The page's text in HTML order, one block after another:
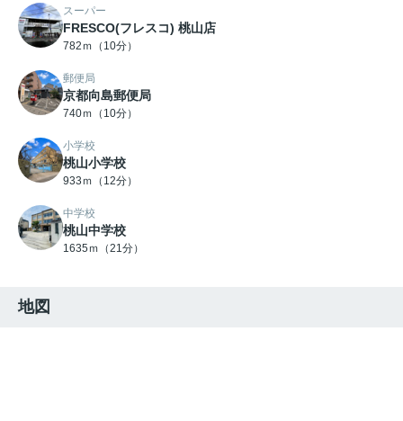
スーパー
FRESCO(フレスコ) 桃山店
782ｍ（10分）
郵便局
京都向島郵便局
740ｍ（10分）
小学校
桃山小学校
933ｍ（12分）
中学校
桃山中学校
1635ｍ（21分）
地図